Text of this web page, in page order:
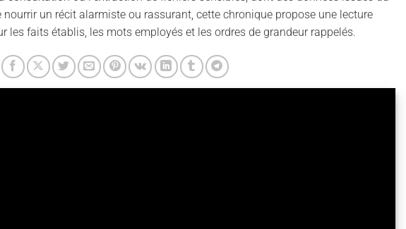
nourrir un récit alarmiste ou rassurant, cette chronique propose une lecture
les faits établis, les mots employés et les ordres de grandeur rappelés.